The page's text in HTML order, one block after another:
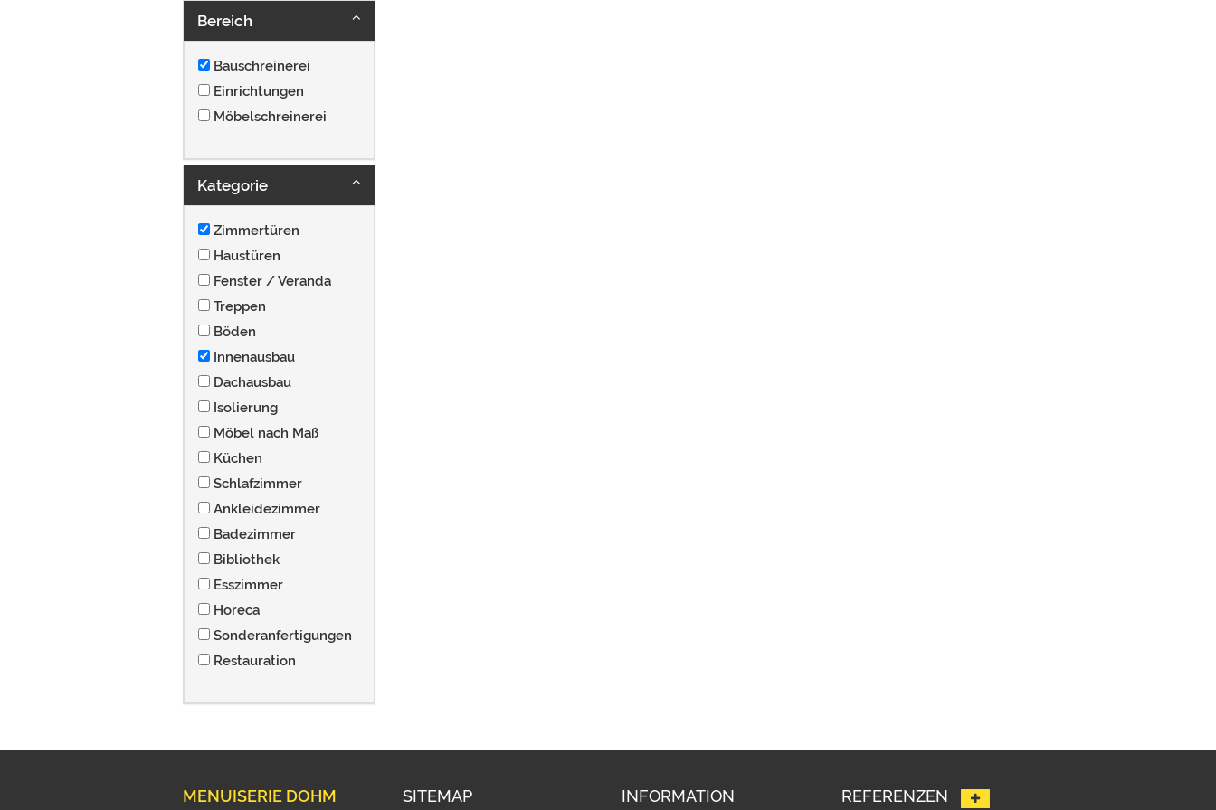
Bereich
Bauschreinerei
Einrichtungen
Möbelschreinerei
Kategorie
Zimmertüren
Haustüren
Fenster / Veranda
Treppen
Böden
Innenausbau
Dachausbau
Isolierung
Möbel nach Maß
Küchen
Schlafzimmer
Ankleidezimmer
Badezimmer
Bibliothek
Esszimmer
Horeca
Sonderanfertigungen
Restauration
MENUISERIE DOHM SITEMAP INFORMATION REFERENZEN